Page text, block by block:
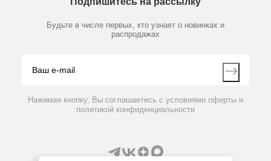
Производители
Мобильное приложение
Партнеры
Контакты
Будьте в числе первых, кто узнает о новинках и
распродажах
Нажимая кнопку, Вы соглашаетесь с условиями оферты и
политикой конфиденциальности